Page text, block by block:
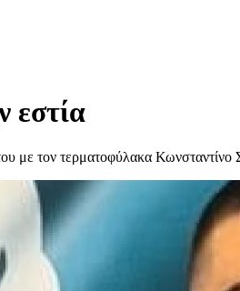
εστία
με τον τερματοφύλακα Κωνσταντίνο